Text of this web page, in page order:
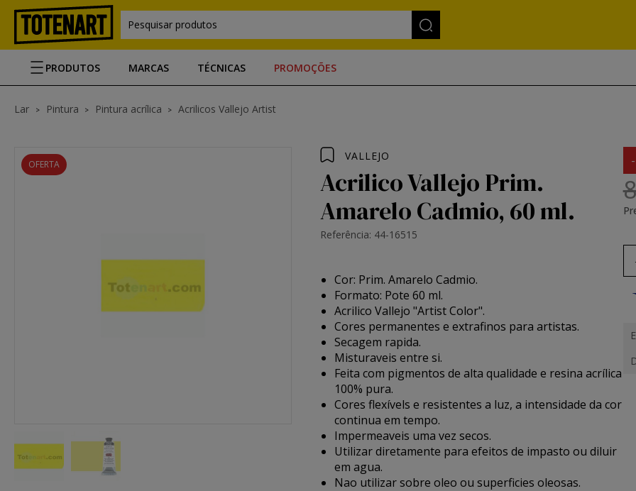
Pesquisar produtos
PRODUTOS MARCAS TÉCNICAS PROMOÇÕES
Lar Pintura Pintura acrílica Acrilicos Vallejo Artist
OFERTA
VALLEJO
Acrilico Vallejo Prim.
Amarelo Cadmio, 60 ml.
Referência: 44-16515
Cor: Prim. Amarelo Cadmio.
Formato: Pote 60 ml.
Acrilico Vallejo "Artist Color".
Cores permanentes e extrafinos para artistas.
Secagem rapida.
Misturaveis entre si.
Feita com pigmentos de alta qualidade e resina acrílica
100% pura.
Cores flexívels e resistentes a luz, a intensidade da cor
continua em tempo.
Impermeaveis uma vez secos.
Utilizar diretamente para efeitos de impasto ou diluir
em agua.
Nao utilizar sobre oleo ou superficies oleosas.